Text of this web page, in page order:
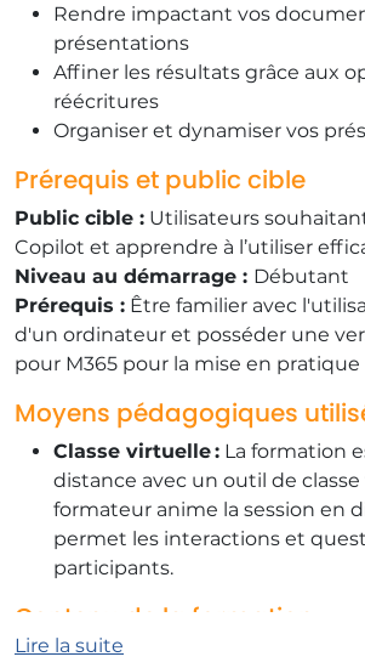
​Rendre impactant vos
présentations
​Affiner les résultats grâce aux
réécritures
​​Organiser et dynamiser vos
​Prérequis et public cible
​Public cible : Utilisateurs
Copilot et apprendre à l’utiliser
Niveau au démarrage : Débutant
​Prérequis : Être familier avec
d'un ordinateur et posséder une
pour M365 pour la mise en
Moyens pédagogiques
Classe virtuelle : La formation
distance avec un outil de classe
formateur anime la session en
permet les interactions et
participants.
Contenu de la formation
1 formation à distance de 1h
Lire la suite